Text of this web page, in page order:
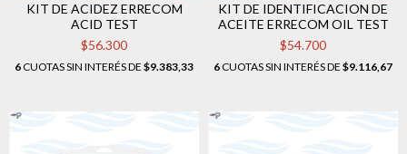
KIT DE ACIDEZ ERRECOM
ACID TEST
$56.300
6CUOTAS SIN INTERÉS DE $9.383,33
KIT DE IDENTIFICACION DE
ACEITE ERRECOM OIL TEST
$54.700
6CUOTAS SIN INTERÉS DE $9.116,67